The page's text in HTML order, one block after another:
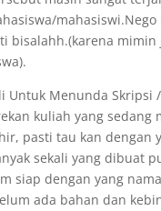
mahasiswi.Nego
bisalahh.(karena
Untuk Menunda Skripsi
kuliah yang sedang
pasti tau kan dengan
sekali yang dibuat
siap dengan yang
ada bahan dan